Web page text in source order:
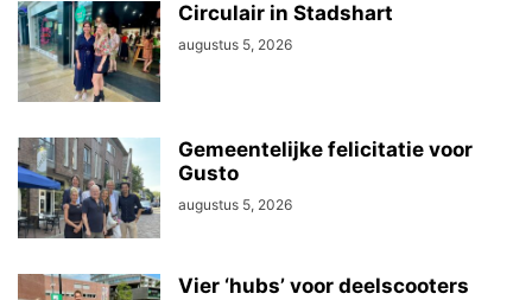
Circulair in Stadshart
augustus 5, 2026
Gemeentelijke felicitatie voor
Gusto
augustus 5, 2026
Vier ‘hubs’ voor deelscooters